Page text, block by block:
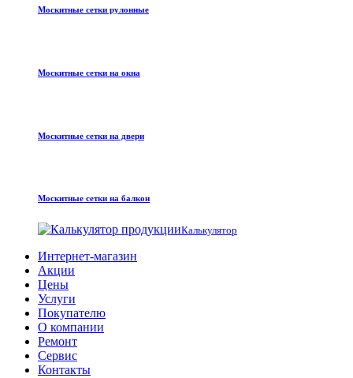
Москитные сетки рулонные
Москитные сетки на окна
Москитные сетки на двери
Москитные сетки на балкон
Калькулятор
Интернет-магазин
Акции
Цены
Услуги
Покупателю
О компании
Ремонт
Сервис
Контакты